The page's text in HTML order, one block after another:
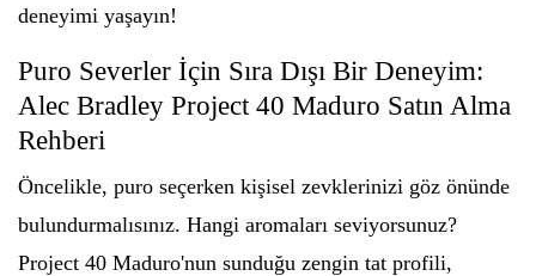
deneyimi yaşayın!
Puro Severler İçin Sıra Dışı Bir Deneyim:
Alec Bradley Project 40 Maduro Satın Alma
Rehberi
Öncelikle, puro seçerken kişisel zevklerinizi göz önünde
bulundurmalısınız. Hangi aromaları seviyorsunuz?
Project 40 Maduro'nun sunduğu zengin tat profili,